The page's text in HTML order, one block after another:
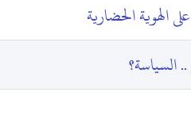
الهوية الحضارية
السياسة؟